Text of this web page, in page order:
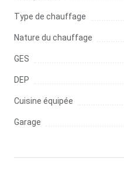
Type de chauffage
Nature du chauffage
GES
DEP
Cuisine équipée
Garage